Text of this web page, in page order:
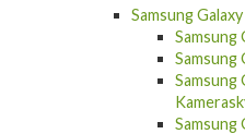
Samsung
Samsung
Samsung
Samsung
Samsung